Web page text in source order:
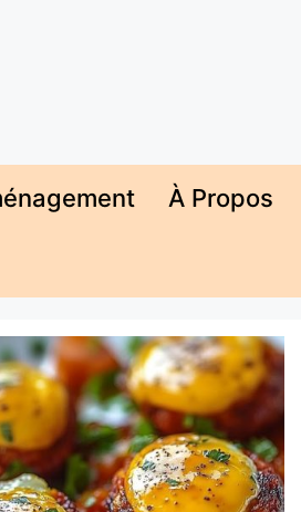
À Propos